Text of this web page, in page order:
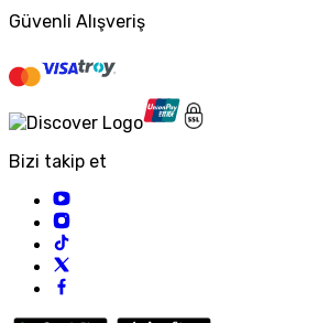
Güvenli Alışveriş
Bizi takip et